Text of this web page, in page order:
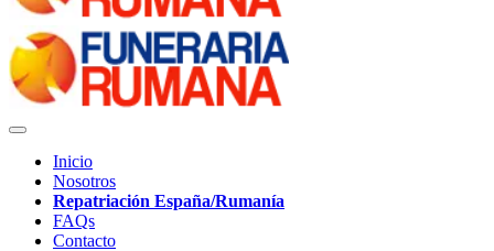
Inicio
Nosotros
Repatriación España/Rumanía
FAQs
Contacto